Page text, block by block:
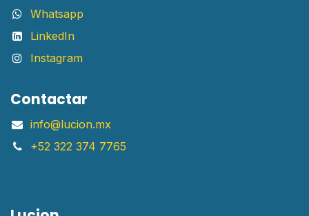
Whatsapp
LinkedIn
Instagram
Contactar
info@lucion.mx
+52 322 374 7765